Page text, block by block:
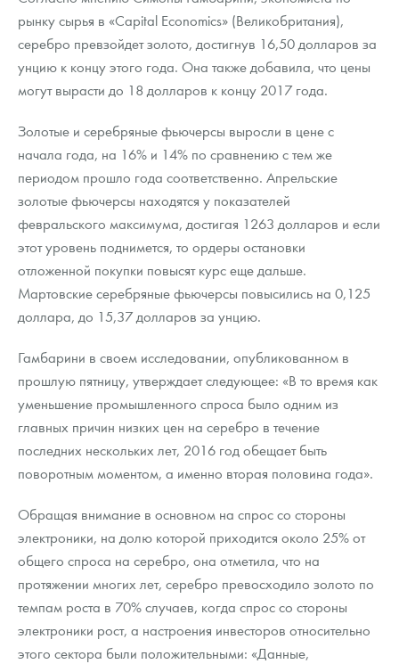
Русская нумизматика
Золотая карманная галерея
Монеты и жетоны из недрагоценных металлов
Книги по нумизматике
рынку сырья в «Capital Economics» (Великобритания),
серебро превзойдет золото, достигнув 16,50 долларов за
унцию к концу этого года. Она также добавила, что цены
могут вырасти до 18 долларов к концу 2017 года.
Золотые и серебряные фьючерсы выросли в цене с
начала года, на 16% и 14% по сравнению с тем же
периодом прошло года соответственно. Апрельские
золотые фьючерсы находятся у показателей
февральского максимума, достигая 1263 долларов и если
этот уровень поднимется, то ордеры остановки
отложенной покупки повысят курс еще дальше.
Мартовские серебряные фьючерсы повысились на 0,125
доллара, до 15,37 долларов за унцию.
Гамбарини в своем исследовании, опубликованном в
прошлую пятницу, утверждает следующее: «В то время как
уменьшение промышленного спроса было одним из
главных причин низких цен на серебро в течение
последних нескольких лет, 2016 год обещает быть
поворотным моментом, а именно вторая половина года».
Обращая внимание в основном на спрос со стороны
электроники, на долю которой приходится около 25% от
общего спроса на серебро, она отметила, что на
протяжении многих лет, серебро превосходило золото по
темпам роста в 70% случаев, когда спрос со стороны
электроники рост, а настроения инвесторов относительно
этого сектора были положительными: «Данные,